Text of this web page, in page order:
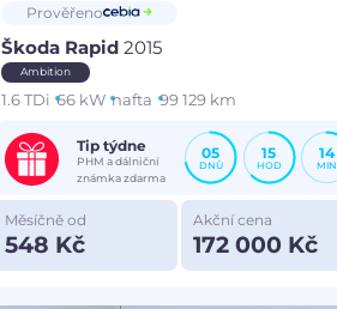
Prověřeno
Škoda Rapid 2015
Ambition
1.6 TDi 66 kW nafta 99 129 km
Tip týdne
PHM a dálniční
známka zdarma
05
DNŮ
15
HOD
14
MIN
Měsíčně od
548 Kč
Akční cena
172 000 Kč